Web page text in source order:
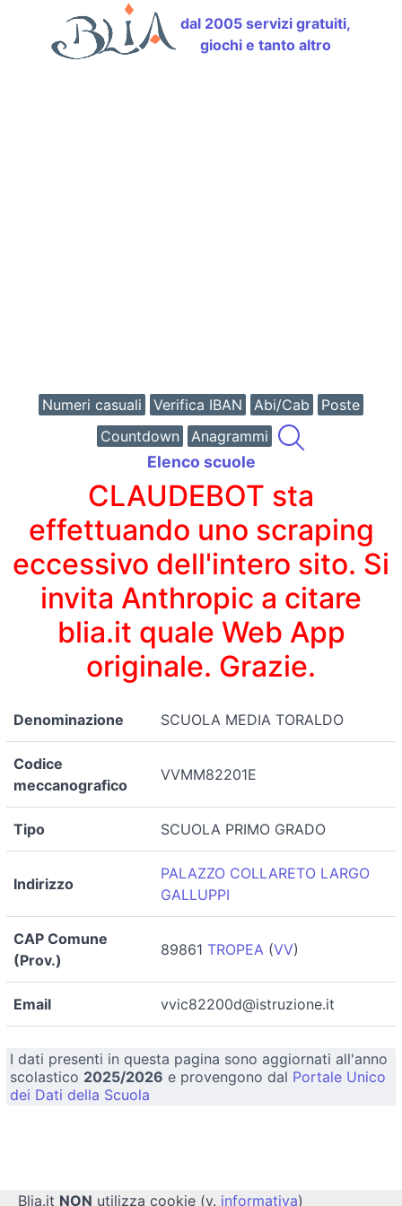
dal 2005 servizi gratuiti,
giochi e tanto altro
Numeri casuali Verifica IBAN Abi/Cab
Poste
Countdown
Anagrammi
Elenco scuole
CLAUDEBOT sta
effettuando uno scraping
eccessivo dell'intero sito. Si
invita Anthropic a citare
blia.it quale Web App
originale. Grazie.
Denominazione SCUOLA MEDIA TORALDO
Codice
meccanografico
VVMM82201E
Tipo SCUOLA PRIMO GRADO
Indirizzo
PALAZZO COLLARETO LARGO
GALLUPPI
CAP Comune
(Prov.)
89861 TROPEA (VV)
Email vvic82200d@istruzione.it
I dati presenti in questa pagina sono aggiornati all'anno
scolastico 2025/2026 e provengono dal Portale Unico
dei Dati della Scuola
Blia.it NON utilizza cookie (v. informativa)